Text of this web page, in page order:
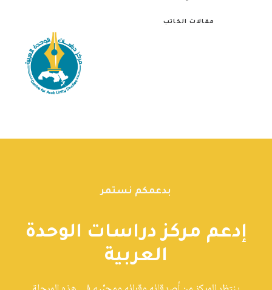
مقالات الكاتب
بدعمكم نستمر
إدعم مركز دراسات الوحدة
العربية